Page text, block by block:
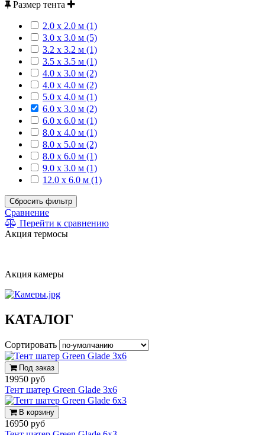
Размер тента
2.0 х 2.0 м (1)
3.0 x 3.0 м (5)
3.2 x 3.2 м (1)
3.5 x 3.5 м (1)
4.0 x 3.0 м (2)
4.0 x 4.0 м (2)
5.0 x 4.0 м (1)
6.0 x 3.0 м (2)
6.0 х 6.0 м (1)
8.0 х 4.0 м (1)
8.0 х 5.0 м (2)
8.0 x 6.0 м (1)
9.0 х 3.0 м (1)
12.0 х 6.0 м (1)
Сбросить фильтр
Сравнение
Перейти к сравнению
Акция термосы
Акция камеры
КАТАЛОГ
Сортировать
Под заказ
19950 руб
Тент шатер Green Glade 3x6
В корзину
16950 руб